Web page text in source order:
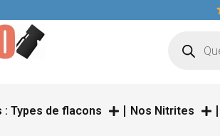
: Types de flacons Nos Nitrites